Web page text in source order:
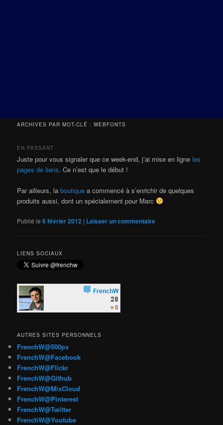
ARCHIVES PAR MOT-CLÉ :WEBFONTS
EN PASSANT
Juste pour vous signaler que ce week-end, j’ai mise en ligneles
pages de liens. Ce n’est que le début !
Par ailleurs, laboutique a commencé à s’enrichir de quelques
produits aussi, dont un spécialement pour Marc
Publié le6 février 2012 | Laisser un commentaire
LIENS SOCIAUX
AUTRES SITES PERSONNELS
FrenchW@500px
FrenchW@Facebook
FrenchW@Flickr
FrenchW@Github
FrenchW@MixCloud
FrenchW@Pinterest
FrenchW@Twitter
FrenchW@Youtube